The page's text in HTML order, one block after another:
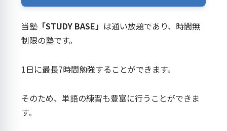
当塾 「STUDY BASE」 は通い放題であり、時間無
制限の塾です。
1日に最長7時間勉強することができます。
そのため、単語の練習も豊富に行うことができま
す。